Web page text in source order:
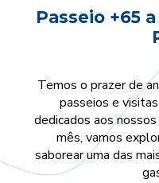
Passeio +65
Temos o prazer de
passeios e
dedicados aos
mês, vamos
saborear uma das